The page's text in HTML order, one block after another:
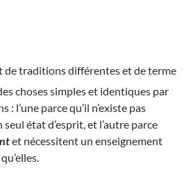
traditions différentes et de terme
choses simples et identiques par
: l’une parce qu’il n’existe pas
seul état d’esprit, et l’autre parce
et nécessitent un enseignement